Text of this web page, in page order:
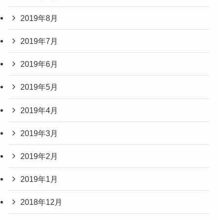
2019年8月
2019年7月
2019年6月
2019年5月
2019年4月
2019年3月
2019年2月
2019年1月
2018年12月